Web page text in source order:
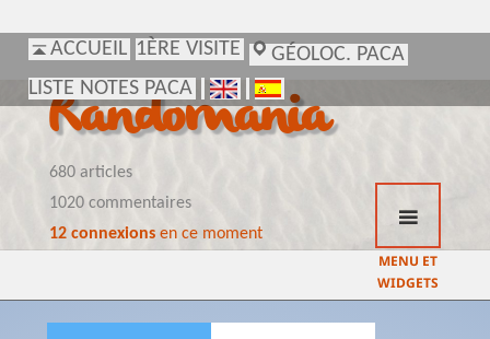
ACCUEIL 1ÈRE VISITE
GÉOLOC. PACA
LISTE NOTES PACA
Randomania
680 articles
1020 commentaires
12 connexionsen ce moment
MENU ET
WIDGETS
ACCUEIL 1ÈRE VISITE
GÉOLOC. PACA
LISTE NOTES PACA